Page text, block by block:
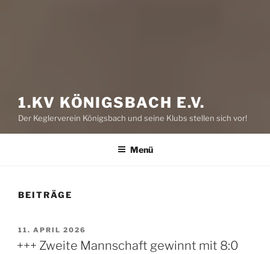
1.KV KÖNIGSBACH E.V.
Der Keglerverein Königsbach und seine Klubs stellen sich vor!
Menü
BEITRÄGE
VERÖFFENTLICHT
11. APRIL 2026
+++ Zweite Mannschaft gewinnt mit 8:0